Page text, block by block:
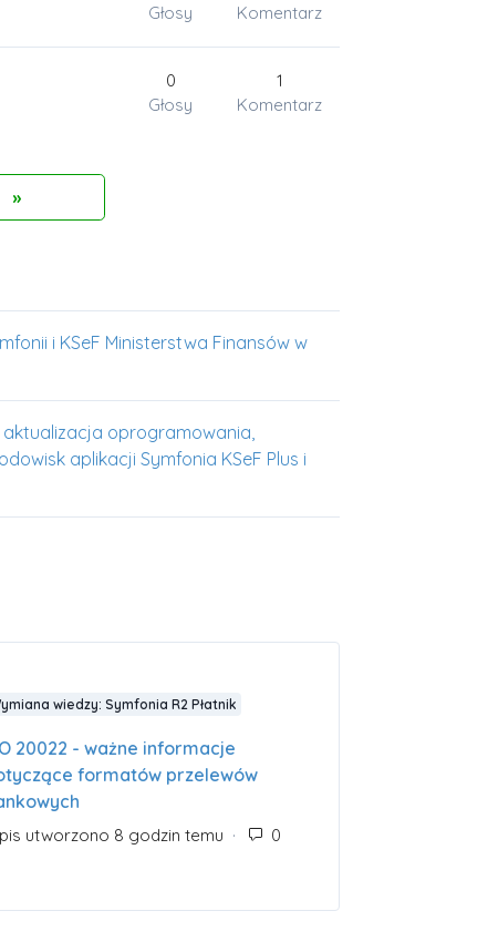
Głosy
Komentarz
0
Głosy
1
Komentarz
Wstecz
»
i KSeF Ministerstwa Finansów w
aktualizacja oprogramowania,
aplikacji Symfonia KSeF Plus i
1
wiedzy: Symfonia R2 Płatnik
20022 - ważne informacje
formatów przelewów
utworzono 8 godzin temu